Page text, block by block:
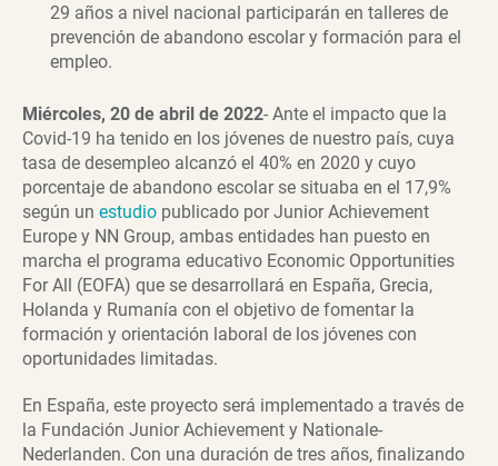
29 años a nivel nacional participarán en talleres de
prevención de abandono escolar y formación para el
empleo.
Miércoles, 20 de abril de 2022- Ante el impacto que la
Covid-19 ha tenido en los jóvenes de nuestro país, cuya
tasa de desempleo alcanzó el 40% en 2020 y cuyo
porcentaje de abandono escolar se situaba en el 17,9%
según un estudio publicado por Junior Achievement
Europe y NN Group, ambas entidades han puesto en
marcha el programa educativo Economic Opportunities
For All (EOFA) que se desarrollará en España, Grecia,
Holanda y Rumanía con el objetivo de fomentar la
formación y orientación laboral de los jóvenes con
oportunidades limitadas.
En España, este proyecto será implementado a través de
la Fundación Junior Achievement y Nationale-
Nederlanden. Con una duración de tres años, finalizando